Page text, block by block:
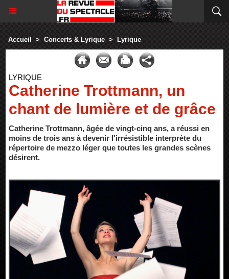
Accueil > Concerts & Lyrique > Lyrique
LYRIQUE
Catherine Trottmann, un
chant de lumière et de grâce
Catherine Trottmann, âgée de vingt-cinq ans, a réussi en
moins de trois ans à devenir l'irrésistible interprète du
répertoire de mezzo léger que toutes les grandes scènes
désirent.